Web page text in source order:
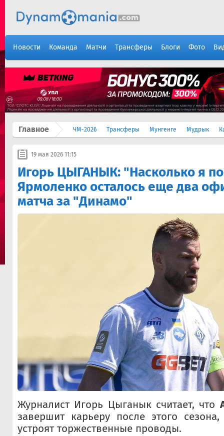
Новости Команда Матчи Трансферы Блоги Фото
Главное ЧМ-2026 Трансферы Мунгенге Мудрык
19 мая 2026 11:15
Игорь ЦЫГАНЫК: "Насколько я
Ярмоленко осталось еще два
матча за "Динамо"
Журналист Игорь Цыганык считает, что
завершит карьеру после этого
устроят торжественные проводы.